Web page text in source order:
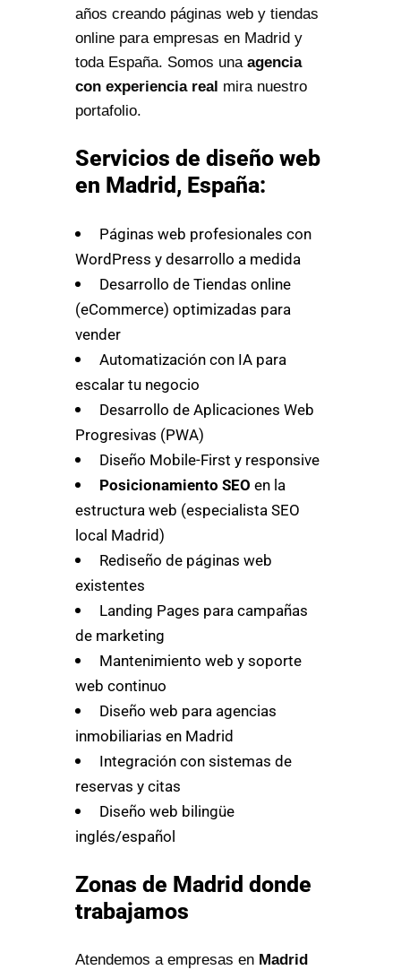
años creando páginas web y tiendas
online para empresas en Madrid y
toda España. Somos una agencia
con experiencia real mira nuestro
portafolio.
Servicios de diseño web
en Madrid, España:
Páginas web profesionales con
WordPress y desarrollo a medida
Desarrollo de Tiendas online
(eCommerce) optimizadas para
vender
Automatización con IA para
escalar tu negocio
Desarrollo de Aplicaciones Web
Progresivas (PWA)
Diseño Mobile-First y responsive
Posicionamiento SEO en la
estructura web (especialista SEO
local Madrid)
Rediseño de páginas web
existentes
Landing Pages para campañas
de marketing
Mantenimiento web y soporte
web continuo
Diseño web para agencias
inmobiliarias en Madrid
Integración con sistemas de
reservas y citas
Diseño web bilingüe
inglés/español
Zonas de Madrid donde
trabajamos
Atendemos a empresas en Madrid